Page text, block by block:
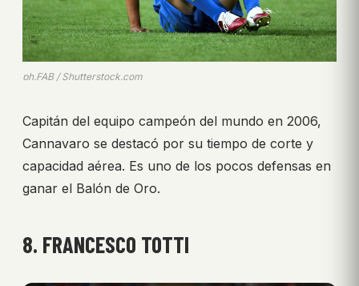
ph.FAB / Shutterstock.com
Capitán del equipo campeón del mundo en 2006,
Cannavaro se destacó por su tiempo de corte y
capacidad aérea. Es uno de los pocos defensas en
ganar el Balón de Oro.
8. FRANCESCO TOTTI